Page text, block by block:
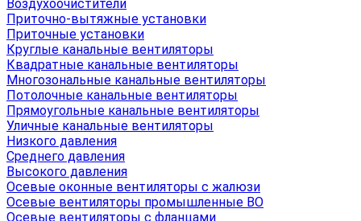
Воздухоочистители
Приточно-вытяжные установки
Приточные установки
Круглые канальные вентиляторы
Квадратные канальные вентиляторы
Многозональные канальные вентиляторы
Потолочные канальные вентиляторы
Прямоугольные канальные вентиляторы
Уличные канальные вентиляторы
Низкого давления
Среднего давления
Высокого давления
Осевые оконные вентиляторы с жалюзи
Осевые вентиляторы промышленные ВО
Осевые вентиляторы с фланцами